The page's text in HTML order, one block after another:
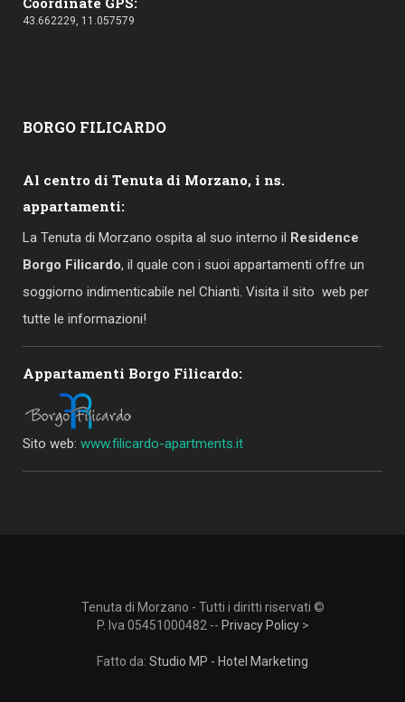
43.662229, 11.057579
BORGO FILICARDO
Al centro di Tenuta di Morzano, i ns.
appartamenti:
La Tenuta di Morzano ospita al suo interno il Residence
Borgo Filicardo, il quale con i suoi appartamenti offre un
soggiorno indimenticabile nel Chianti. Visita il sito web per
tutte le informazioni!
Appartamenti Borgo Filicardo:
Sito web: www.filicardo-apartments.it
Tenuta di Morzano - Tutti i diritti riservati ©
P. Iva 05451000482 -- Privacy Policy>
Fatto da: Studio MP - Hotel Marketing